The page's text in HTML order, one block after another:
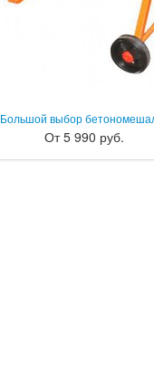
Большой выбор
От 5 990 руб.